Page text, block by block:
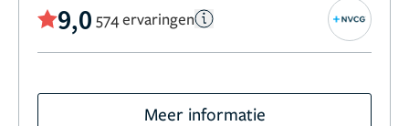
9,0 574 ervaringen
Meer informatie